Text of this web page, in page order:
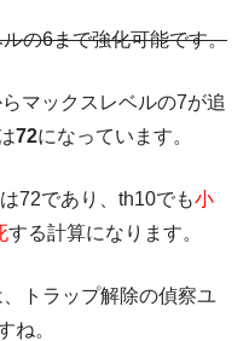
の6まで強化可能です。
マックスレベルの7が追
72になっています。
72であり、th10でも小
する計算になります。
トラップ解除の偵察ユ
ね。